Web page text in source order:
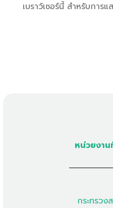
เบราว์เซอร์นี้ สำหรับการ
หน่วยงา
กระทรว